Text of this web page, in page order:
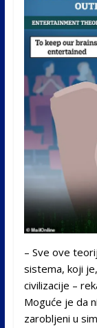
– Sve ove
sistema, koji
civilizacije –
Moguće je da
zarobljeni u